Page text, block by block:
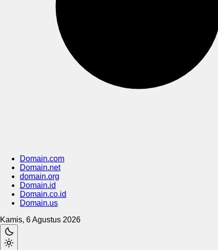
Domain.com
Domain.net
domain.org
Domain.id
Domain.co.id
Domain.us
Kamis, 6 Agustus 2026